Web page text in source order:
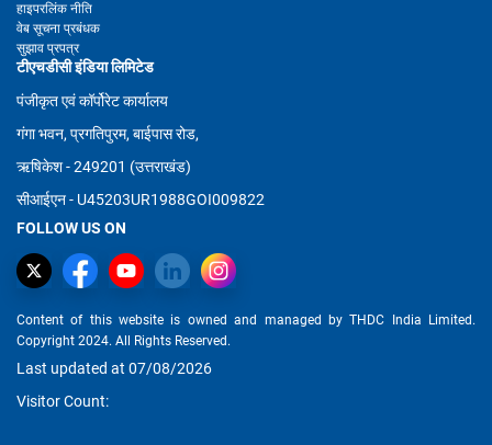
हाइपरलिंक नीति
वेब सूचना प्रबंधक
सुझाव प्रपत्र
टीएचडीसी इंडिया लिमिटेड
पंजीकृत एवं कॉर्पोरेट कार्यालय
गंगा भवन, प्रगतिपुरम, बाईपास रोड,
ऋषिकेश - 249201 (उत्तराखंड)
सीआईएन - U45203UR1988GOI009822
FOLLOW US ON
Content of this website is owned and managed by THDC India Limited.
Copyright 2024. All Rights Reserved.
Last updated at 07/08/2026
Visitor Count: